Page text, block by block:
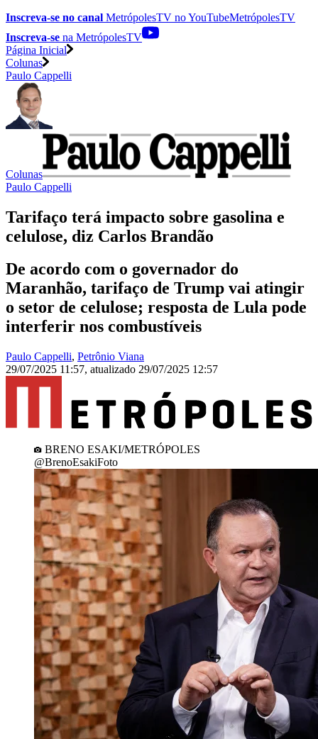
Inscreva-se no canal MetrópolesTV noYouTubeMetrópolesTV
Inscreva-se na MetrópolesTV
Página Inicial
Colunas
Paulo Cappelli
Colunas
Paulo Cappelli
Tarifaço terá impacto sobre gasolina e
celulose, diz Carlos Brandão
De acordo com o governador do
Maranhão, tarifaço de Trump vai atingir
o setor de celulose; resposta de Lula pode
interferir nos combustíveis
Paulo Cappelli, Petrônio Viana
29/07/2025 11:57, atualizado 29/07/2025 12:57
BRENO ESAKI/METRÓPOLES
@BrenoEsakiFoto